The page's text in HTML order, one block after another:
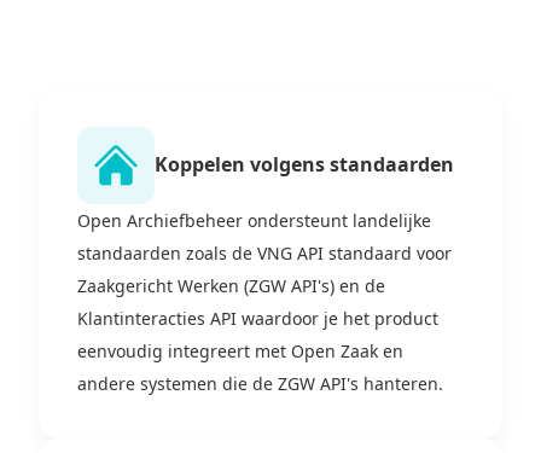
Koppelen volgens standaarden
Open Archiefbeheer ondersteunt landelijke
standaarden zoals de VNG API standaard voor
Zaakgericht Werken (ZGW API's) en de
Klantinteracties API waardoor je het product
eenvoudig integreert met Open Zaak en
andere systemen die de ZGW API's hanteren.